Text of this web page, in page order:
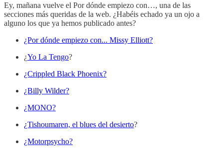
Ey, mañana vuelve el Por dónde empiezo con…, una de las
secciones más queridas de la web. ¿Habéis echado ya un ojo a
alguno los que ya hemos publicado antes?
¿Por dónde empiezo con... Missy Elliott?
¿Yo La Tengo?
¿Crippled Black Phoenix?
¿Billy Wilder?
¿MONO?
¿Tishoumaren, el blues del desierto?
¿Motorpsycho?